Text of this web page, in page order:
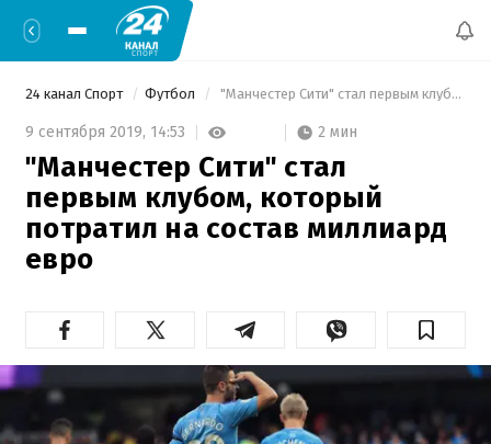
24 канал Спорт Футбол "Манчестер Сити" стал первым клубом, который потратил на состав миллиард евро
9 сентября 2019, 14:53 2 мин
"Манчестер Сити" стал
первым клубом, который
потратил на состав миллиард
евро